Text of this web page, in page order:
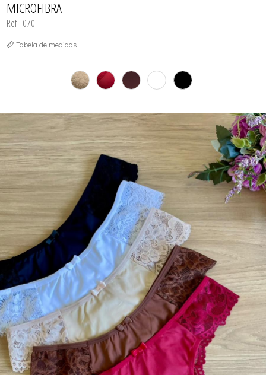
MICROFIBRA
Ref.: 070
Tabela de medidas